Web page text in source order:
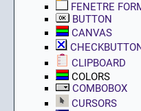
FENETRE
BUTTON
CANVAS
CLIPBOARD
COLORS
COMBOBOX
CURSORS